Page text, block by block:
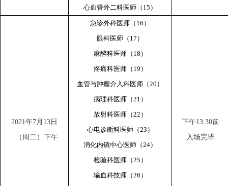
心血管外二科医师（15）
2021年7月13日
（周二）下午
急诊外科医师（16）
眼科医师（17）
麻醉科医师（18）
疼痛科医师（19）
血管与肿瘤介入科医师（20）
病理科医师（21）
放射科医师（22）
心电诊断科医师（23）
消化内镜中心医师（24）
检验科医师（25）
输血科技师（26）
下午13:30前
入场完毕